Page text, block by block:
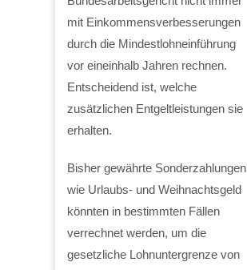
mit Einkommensverbesserungen
durch die Mindestlohneinführung
vor eineinhalb Jahren rechnen.
Entscheidend ist, welche
zusätzlichen Entgeltleistungen sie
erhalten.
Bisher gewährte Sonderzahlungen
wie Urlaubs- und Weihnachtsgeld
könnten in bestimmten Fällen
verrechnet werden, um die
gesetzliche Lohnuntergrenze von